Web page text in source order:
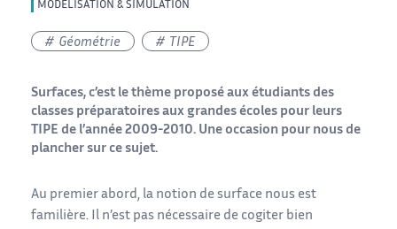
MODÉLISATION & SIMULATION
Géométrie TIPE
Surfaces, c’est le thème proposé aux étudiants des
classes préparatoires aux grandes écoles pour leurs
TIPE de l’année 2009-2010. Une occasion pour nous de
plancher sur ce sujet.
Au premier abord, la notion de surface nous est
familière. Il n’est pas nécessaire de cogiter bien